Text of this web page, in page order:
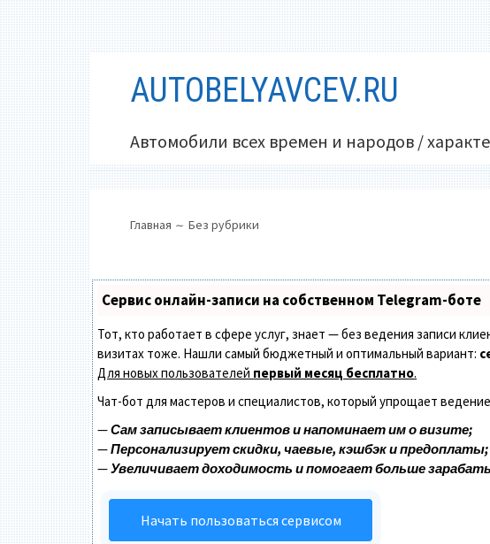
содержимомуAUTOBELYAVCEV.RU
Автомобили всех времен и народов /
МЕНЮ
САЙТЕ
(ХЛЕБНЫЕ
КРОШКИ)
Главная Без рубрики
Сервис онлайн-записи на собственном Telegram-боте
Тот, кто работает в сфере услуг, знает — без ведения записи
визитах тоже. Нашли самый бюджетный и оптимальный вариант:
Для новых пользователей первый месяц бесплатно.
Чат-бот для мастеров и специалистов, который упрощает
—Сам записывает клиентов и напоминает им о визите;
—Персонализирует скидки, чаевые, кэшбэк и предоплаты;
—Увеличивает доходимость и помогает больше
Начать пользоваться сервисом